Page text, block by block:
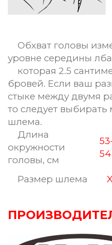
Обхват головы
уровне середины
которая 2.5
бровей. Если ваш
стыке между двумя
то следует
шлема.
Длина
окружности
головы, см
Размер шлема